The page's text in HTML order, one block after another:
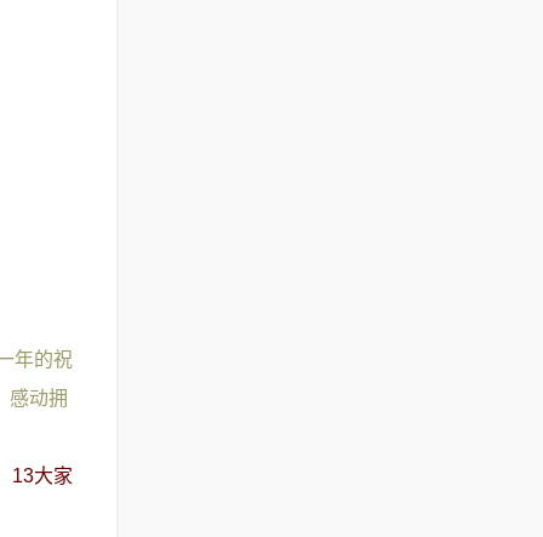
年的祝
感动拥
13大家